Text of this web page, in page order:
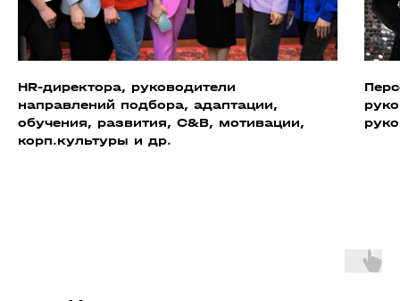
HR-директора, руководители
направлений подбора, адаптации,
обучения, развития, C&B, мотивации,
корп.культуры и др.